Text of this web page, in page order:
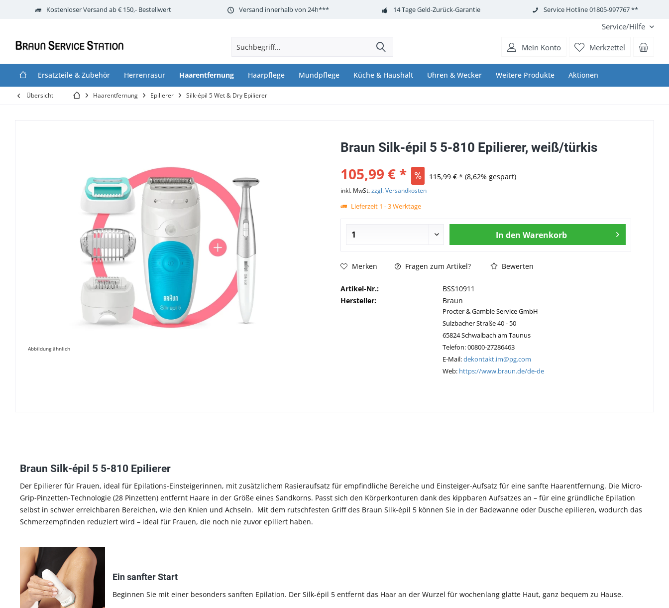
Kostenloser Versand ab € 150,- Bestellwert Versand innerhalb von 24h*** 14 Tage Geld-Zurück-Garantie Service Hotline 01805-997767 **
Service/Hilfe
Merkzettel
Mein Konto
Ersatzteile & Zubehör Herrenrasur Haarentfernung Haarpflege Mundpflege Küche & Haushalt Uhren & Wecker Weitere Produkte Aktionen
Übersicht Haarentfernung Epilierer Silk-épil 5 Wet & Dry Epilierer
Abbildung ähnlich
Braun Silk-épil 5 5-810 Epilierer, weiß/türkis
105,99 € * 115,99 € * (8,62% gespart)
inkl. MwSt.zzgl. Versandkosten
Lieferzeit 1 - 3 Werktage
In den Warenkorb
Merken Fragen zum Artikel? Bewerten
Artikel-Nr.:
BSS10911
Hersteller:
Braun
Procter & Gamble Service GmbH
Sulzbacher Straße 40 - 50
65824 Schwalbach am Taunus
Telefon: 00800-27286463
E-Mail:dekontakt.im@pg.com
Web: https://www.braun.de/de-de
Braun Silk-épil 5 5-810 Epilierer
Der Epilierer für Frauen, ideal für Epilations-Einsteigerinnen, mit zusätzlichem Rasieraufsatz für empfindliche Bereiche und Einsteiger-Aufsatz für eine sanfte Haarentfernung. Die Micro-
Grip-Pinzetten-Technologie (28 Pinzetten) entfernt Haare in der Größe eines Sandkorns. Passt sich den Körperkonturen dank des kippbaren Aufsatzes an – für eine gründliche Epilation
selbst in schwer erreichbaren Bereichen, wie den Knien und Achseln. Mit dem rutschfesten Griff des Braun Silk-épil 5 können Sie in der Badewanne oder Dusche epilieren, wodurch das
Schmerzempfinden reduziert wird – ideal für Frauen, die noch nie zuvor epiliert haben.
Ein sanfter Start
Beginnen Sie mit einer besonders sanften Epilation. Der Silk-épil 5 entfernt das Haar an der Wurzel für wochenlang glatte Haut, ganz bequem zu Hause.